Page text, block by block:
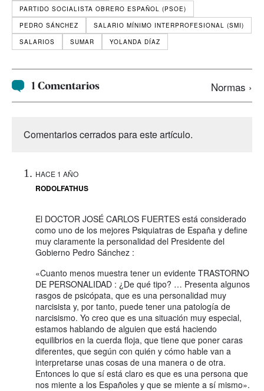
PARTIDO SOCIALISTA OBRERO ESPAÑOL (PSOE)
PEDRO SÁNCHEZ
SALARIO MÍNIMO INTERPROFESIONAL (SMI)
SALARIOS
SUMAR YOLANDA DÍAZ
1 Comentarios Normas ›
Comentarios cerrados para este artículo.
HACE 1 AÑO
RODOLFATHUS
El DOCTOR JOSÉ CARLOS FUERTES está considerado
como uno de los mejores Psiquiatras de España y define
muy claramente la personalidad del Presidente del
Gobierno Pedro Sánchez :
«Cuanto menos muestra tener un evidente TRASTORNO
DE PERSONALIDAD : ¿De qué tipo? … Presenta algunos
rasgos de psicópata, que es una personalidad muy
narcisista y, por tanto, puede tener una patología de
narcisismo. Yo creo que es una situación muy especial,
estamos hablando de alguien que está haciendo
equilibrios en la cuerda floja, que tiene que poner caras
diferentes, que según con quién y cómo hable van a
interpretarse unas cosas de una manera o de otra.
Entonces lo que sí está claro es que es una persona que
nos miente a los Españoles y que se miente a sí mismo».